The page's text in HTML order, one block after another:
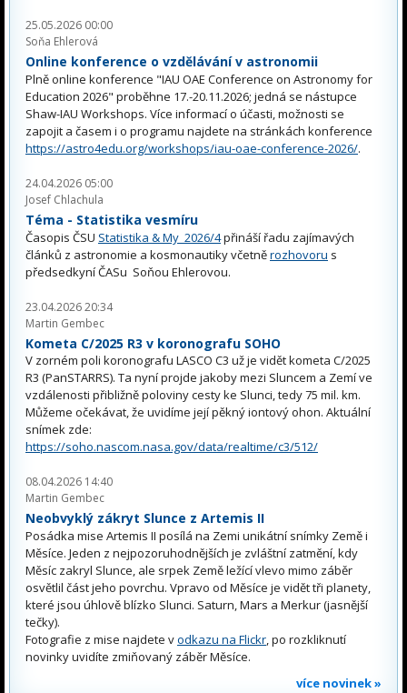
25.05.2026 00:00
Soňa Ehlerová
Online konference o vzdělávání v astronomii
Plně online konference "IAU OAE Conference on Astronomy for
Education 2026" proběhne 17.-20.11.2026; jedná se nástupce
Shaw-IAU Workshops. Více informací o účasti, možnosti se
zapojit a časem i o programu najdete na stránkách konference
https://astro4edu.org/workshops/iau-oae-conference-2026/.
24.04.2026 05:00
Josef Chlachula
Téma - Statistika vesmíru
Časopis ČSU Statistika & My 2026/4přináší řadu zajímavých
článků z astronomie a kosmonautiky včetněrozhovoru s
předsedkyní ČASu Soňou Ehlerovou.
23.04.2026 20:34
Martin Gembec
Kometa C/2025 R3 v koronografu SOHO
V zorném poli koronografu LASCO C3 už je vidět kometa C/2025
R3 (PanSTARRS). Ta nyní projde jakoby mezi Sluncem a Zemí ve
vzdálenosti přibližně poloviny cesty ke Slunci, tedy 75 mil. km.
Můžeme očekávat, že uvidíme její pěkný iontový ohon. Aktuální
snímek zde:
https://soho.nascom.nasa.gov/data/realtime/c3/512/
08.04.2026 14:40
Martin Gembec
Neobvyklý zákryt Slunce z Artemis II
Posádka mise Artemis II posílá na Zemi unikátní snímky Země i
Měsíce. Jeden z nejpozoruhodnějších je zvláštní zatmění, kdy
Měsíc zakryl Slunce, ale srpek Země ležící vlevo mimo záběr
osvětlil část jeho povrchu. Vpravo od Měsíce je vidět tři planety,
které jsou úhlově blízko Slunci. Saturn, Mars a Merkur (jasnější
tečky).
Fotografie z mise najdete vodkazu na Flickr, po rozkliknutí
novinky uvidíte zmiňovaný záběr Měsíce.
více novinek »